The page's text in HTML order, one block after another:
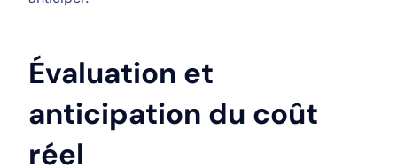
Évaluation et
anticipation du coût
réel